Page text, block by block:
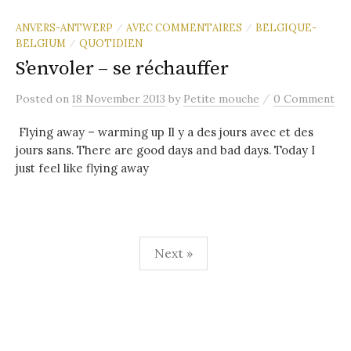
ANVERS-ANTWERP / AVEC COMMENTAIRES / BELGIQUE-
BELGIUM
/ QUOTIDIEN
S’envoler – se réchauffer
Posted on 18 November 2013 by Petite mouche / 0 Comment
Flying away – warming up Il y a des jours avec et des
jours sans. There are good days and bad days. Today I
just feel like flying away
Next »